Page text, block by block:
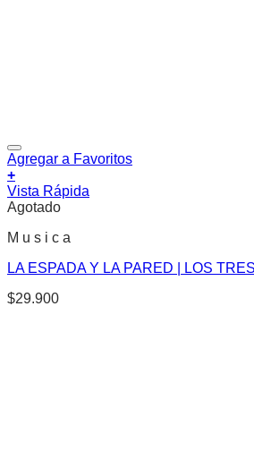
Agregar a Favoritos
+
Vista Rápida
Agotado
M u s i c a
LA ESPADA Y LA PARED | LOS
$29.900